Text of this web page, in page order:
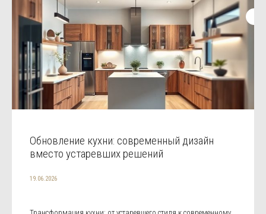
Обновление кухни: современный дизайн
вместо устаревших решений
19.06.2026